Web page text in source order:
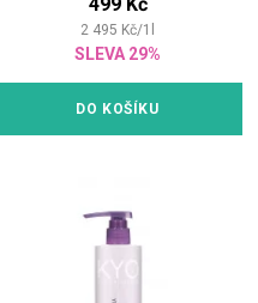
499 Kč
2 495 Kč/1
SLEVA 29%
DO KOŠÍKU